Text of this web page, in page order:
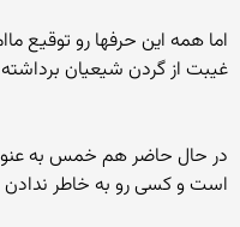
اما همه این حرفها رو توقیع
غیبت از گردن شیعیان برداشته
در حال حاضر هم خمس به
است و کسی رو به خاطر